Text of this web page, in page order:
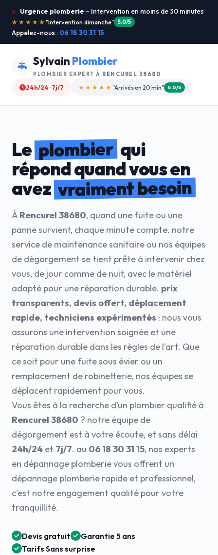
Urgence plomberie – Intervention en moins de 30 minutes
★★★★★"Je recommande !" 4.9/5
Appelez-nous : 06 18 30 31 15
Sylvain Plombier
PLOMBIER EXPERT À RENCUREL 38680
24h/24 · 7j/7 ★★★★☆ "Devis gratuit" 4.8/5
Leplombierqui
répond quand vous en
avezvraiment besoin
ÀRencurel 38680, quand une fuite ou une
panne survient, chaque minute compte. notre
service de maintenance sanitaire ou nos équipes
de dégorgement se tient prête à intervenir chez
vous, de jour comme de nuit, avec le matériel
adapté pour une réparation durable. prix
transparents, devis offert, déplacement
rapide, techniciens expérimentés : nous vous
assurons une intervention soignée et une
réparation durable dans les règles de l'art. Que
ce soit pour une fuite sous évier ou un
remplacement de robinetterie, nos équipes se
déplacent rapidement pour vous.
Vous êtes à la recherche d’un plombier qualifié à
Rencurel 38680 ? notre équipe de
dégorgement est à votre écoute, et sans délai
24h/24 et 7j/7. au 06 18 30 31 15, nos experts
en dépannage plomberie vous offrent un
dépannage plomberie rapide et professionnel,
c'est notre engagement qualité pour votre
tranquillité.
Devis gratuit
Garantie 5 ans
Tarifs Sans surprise